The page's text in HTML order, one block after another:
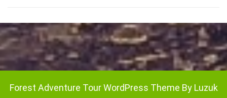
Forest Adventure Tour WordPress Theme By Luzuk